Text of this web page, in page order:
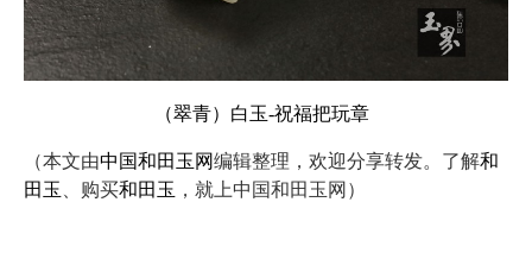
（翠青）白玉-祝福把玩章
（本文由中国和田玉网编辑整理，欢迎分享转发。了解和
田玉
、购买和田玉 ，就上中国和田玉网）